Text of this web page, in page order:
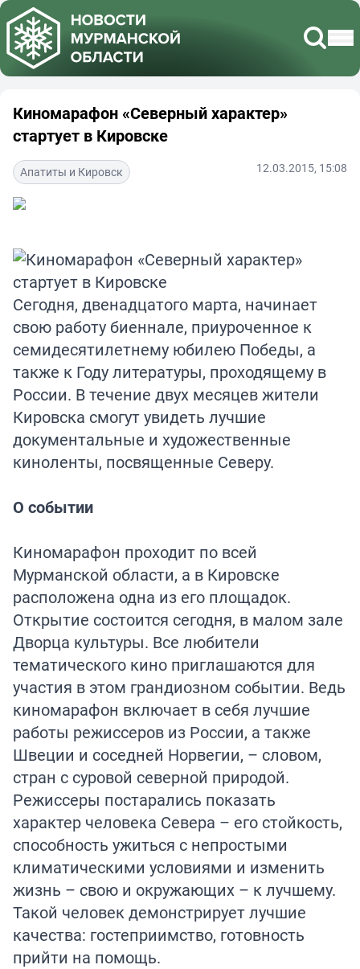
Киномарафон «Северный характер»
стартует в Кировске
Апатиты и Кировск 12.03.2015, 15:08
Сегодня, двенадцатого марта, начинает
свою работу биеннале, приуроченное к
семидесятилетнему юбилею Победы, а
также к Году литературы, проходящему в
России. В течение двух месяцев жители
Кировска смогут увидеть лучшие
документальные и художественные
киноленты, посвященные Северу.
О событии
Киномарафон проходит по всей
Мурманской области, а в Кировске
расположена одна из его площадок.
Открытие состоится сегодня, в малом зале
Дворца культуры. Все любители
тематического кино приглашаются для
участия в этом грандиозном событии. Ведь
киномарафон включает в себя лучшие
работы режиссеров из России, а также
Швеции и соседней Норвегии, – словом,
стран с суровой северной природой.
Режиссеры постарались показать
характер человека Севера – его стойкость,
способность ужиться с непростыми
климатическими условиями и изменить
жизнь – свою и окружающих – к лучшему.
Такой человек демонстрирует лучшие
качества: гостеприимство, готовность
прийти на помощь.